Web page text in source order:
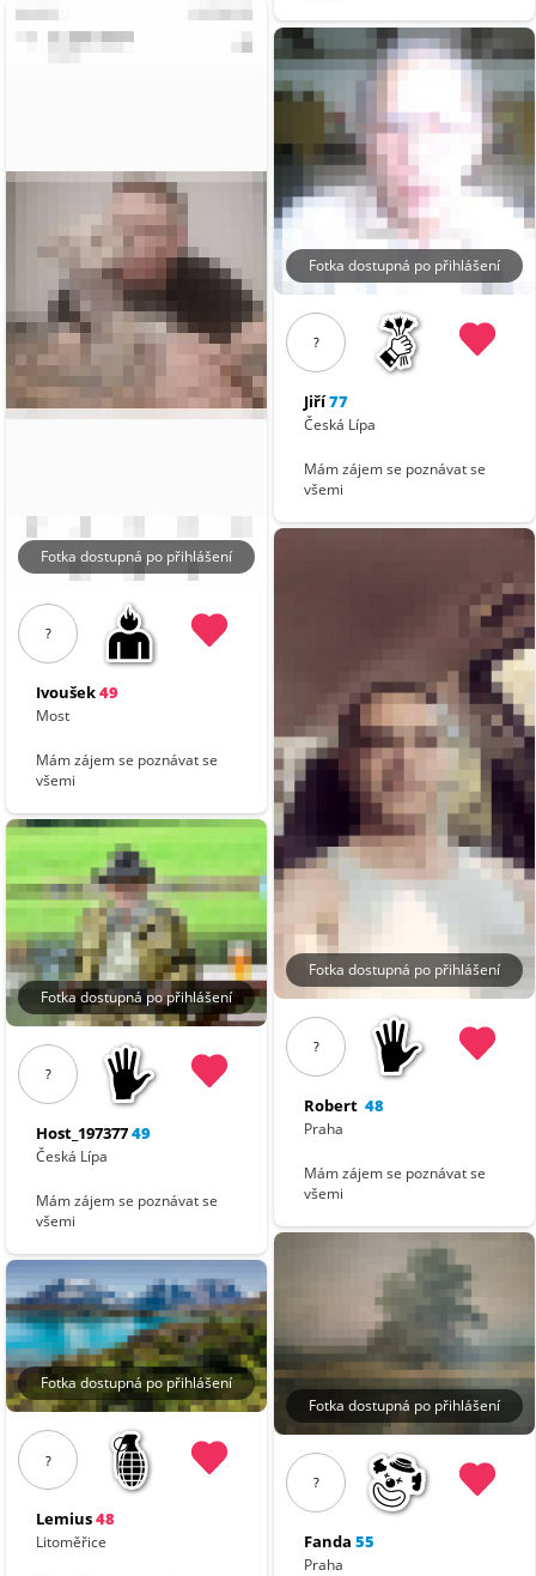
Fotka dostupná po přihlášení
?
Ivoušek49
Most
Mám zájem se poznávat se
všemi
Fotka dostupná po přihlášení
?
Host_19737749
Česká Lípa
Mám zájem se poznávat se
všemi
Fotka dostupná po přihlášení
?
Lemius48
Litoměřice
Fotka dostupná po přihlášení
?
Jiří77
Česká Lípa
Mám zájem se poznávat se
všemi
Fotka dostupná po přihlášení
?
Robert 48
Praha
Mám zájem se poznávat se
všemi
Fotka dostupná po přihlášení
?
Fanda 55
Praha